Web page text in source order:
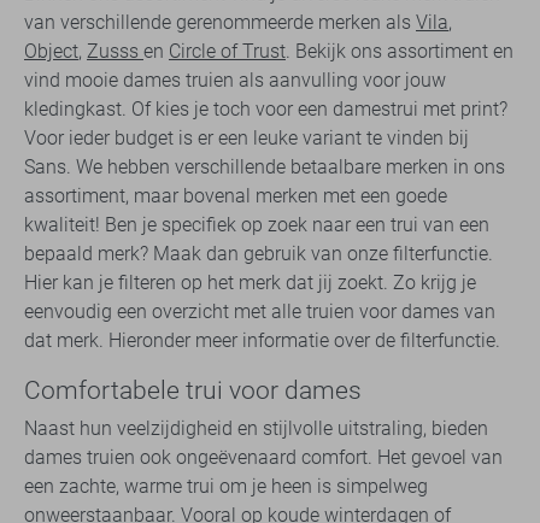
van verschillende gerenommeerde merken als Vila,
Object, Zusss en Circle of Trust. Bekijk ons assortiment en
vind mooie dames truien als aanvulling voor jouw
kledingkast. Of kies je toch voor een damestrui met print?
Voor ieder budget is er een leuke variant te vinden bij
Sans. We hebben verschillende betaalbare merken in ons
assortiment, maar bovenal merken met een goede
kwaliteit! Ben je specifiek op zoek naar een trui van een
bepaald merk? Maak dan gebruik van onze filterfunctie.
Hier kan je filteren op het merk dat jij zoekt. Zo krijg je
eenvoudig een overzicht met alle truien voor dames van
dat merk. Hieronder meer informatie over de filterfunctie.
Comfortabele trui voor dames
Naast hun veelzijdigheid en stijlvolle uitstraling, bieden
dames truien ook ongeëvenaard comfort. Het gevoel van
een zachte, warme trui om je heen is simpelweg
onweerstaanbaar. Vooral op koude winterdagen of